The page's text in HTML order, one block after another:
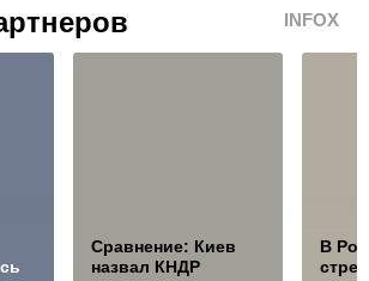
INFOX
Сравнение: Киев
назвал КНДР
В